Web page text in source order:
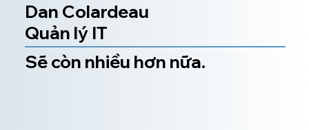
Dan Colardeau
Quản lý IT
Sẽ còn nhiều hơn nữa.